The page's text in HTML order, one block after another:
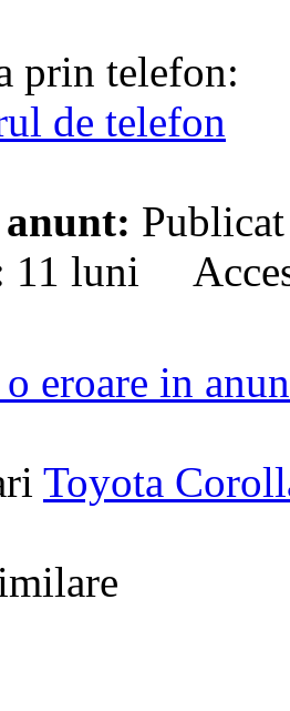
prin telefon:
de telefon
11 luni
eroare in
Toyota